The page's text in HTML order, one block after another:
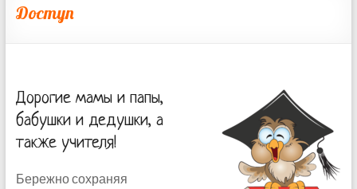
Доступ
Дорогие мамы и папы,
бабушки и дедушки, а
также учителя!
Бережно сохраняя